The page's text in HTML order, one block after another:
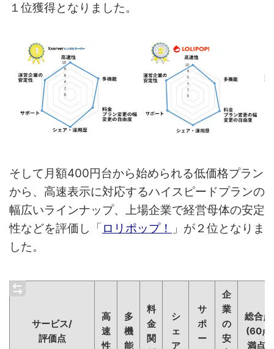
１位獲得となりました。
そして月額400円台から始められる低価格プラン
から、高速表示に対応するハイスピードプランの
幅広いラインナップ、上場企業で経営母体の安定
性などを評価し「 ロリポップ！
」が２位となりま
した。
サービス/
評価点
高
速
性
多
機
能
料
金
関
シ
ェ
ア
サ
ポ
ー
企
業
の
安
総合点
(60点
満点)